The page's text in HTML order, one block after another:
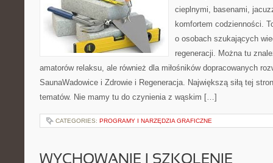
cieplnymi, basenami,
komfortem codzienności.
o osobach szukających
regeneracji. Można tu
amatorów relaksu, ale również dla miłośników dopracowanych
SaunaWadowice i Zdrowie i Regeneracja. Największą siłą tej
tematów. Nie mamy tu do czynienia z wąskim […]
CATEGORIES: PROGRAMY I NARZĘDZIA GRAFICZNE
WYCHOWANIE I SZKOLENIE